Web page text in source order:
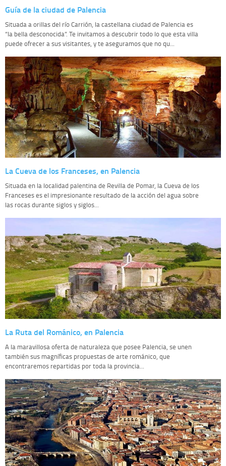
Guía de la ciudad de Palencia
Situada a orillas del río Carrión, la castellana ciudad de Palencia es
“la bella desconocida”. Te invitamos a descubrir todo lo que esta villa
puede ofrecer a sus visitantes, y te aseguramos que no qu...
La Cueva de los Franceses, en Palencia
Situada en la localidad palentina de Revilla de Pomar, la Cueva de los
Franceses es el impresionante resultado de la acción del agua sobre
las rocas durante siglos y siglos...
La Ruta del Románico, en Palencia
A la maravillosa oferta de naturaleza que posee Palencia, se unen
también sus magníficas propuestas de arte románico, que
encontraremos repartidas por toda la provincia...